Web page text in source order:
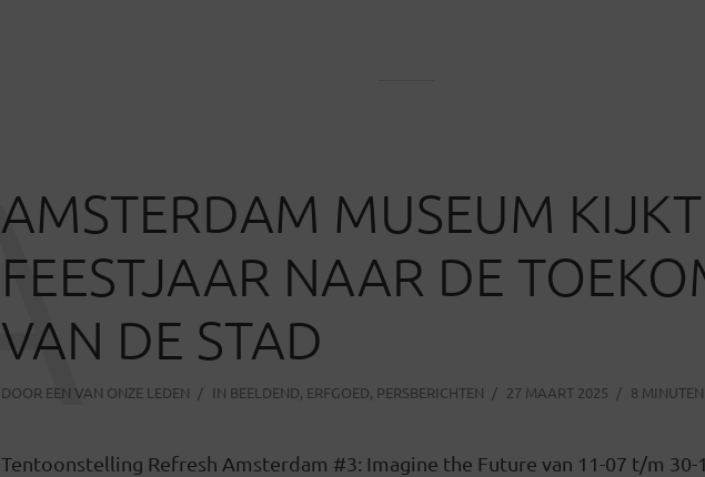
AMSTERDAM MUSEUM
FEESTJAAR NAAR DE
VAN DE STAD
DOOR EEN VAN ONZE LEDEN IN BEELDEND, ERFGOED, PERSBERICHTEN 27 MAART 2025 8
A
Tentoonstelling Refresh Amsterdam #3: Imagine the Future van 11-07 t/m 30-